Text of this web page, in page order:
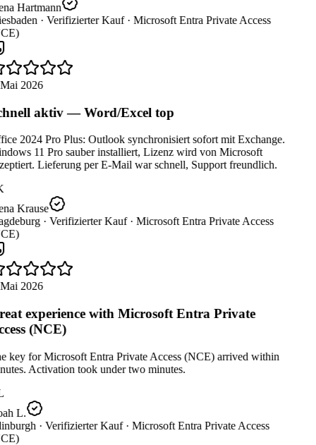
Hartmann
· Verifizierter Kauf · Microsoft Entra Private Access
2026
aktiv — Word/Excel top
2024 Pro Plus: Outlook synchronisiert sofort mit Exchange.
11 Pro sauber installiert, Lizenz wird von Microsoft
Lieferung per E-Mail war schnell, Support freundlich.
Krause
· Verifizierter Kauf · Microsoft Entra Private Access
2026
experience with Microsoft Entra Private
(NCE)
key for Microsoft Entra Private Access (NCE) arrived within
Activation took under two minutes.
L.
· Verifizierter Kauf · Microsoft Entra Private Access